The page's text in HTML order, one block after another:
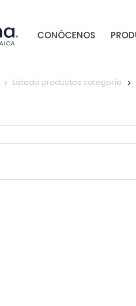
CONÓCENOS
Listado productos categoría